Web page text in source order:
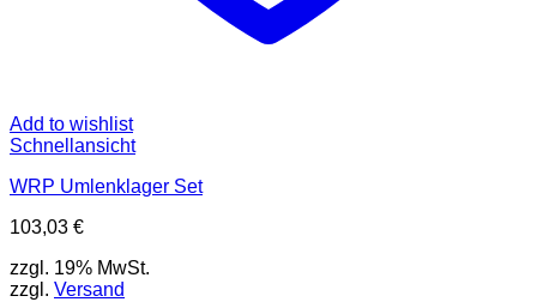
Add to wishlist
Schnellansicht
WRP Umlenklager Set
103,03 €
zzgl. 19% MwSt.
zzgl. Versand